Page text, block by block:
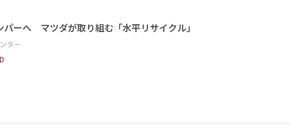
ーへ マツダが取り組む「水平リサイクル」
ター